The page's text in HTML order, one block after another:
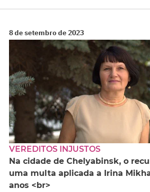
8 de setembro de 2023
VEREDITOS INJUSTOS
Na cidade de Chelyabinsk, o
uma multa aplicada a Irina
anos <br>